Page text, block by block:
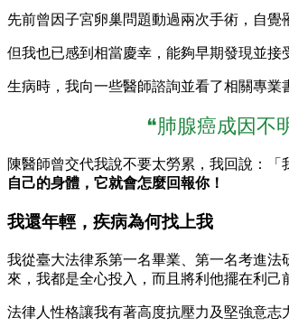
先前曾因子宮卵巢問題動過兩次手術，自
但我也已感到相當慶幸，能夠早期發現並接
生病時，我向一些醫師諮詢並看了相關專業
❝肺腺癌成因不
陳醫師曾交代我說不要太勞累，我回說：「
自己的身體，它就會怎麼回報你！
我還年輕，疾病為何找上我
我從臺大法律系第一名畢業、第一名考進
來，我都是全心投入，而且將利他擺在利己
法律人性格讓我有著高度抗壓力及堅強意志